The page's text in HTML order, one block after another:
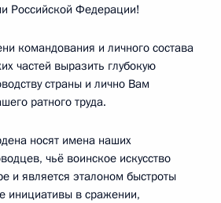
Российской Федерации!
командования и личного состава
частей выразить глубокую
страны и лично Вам
ратного труда.
носят имена наших
чьё воинское искусство
и является эталоном быстроты
инициативы в сражении,